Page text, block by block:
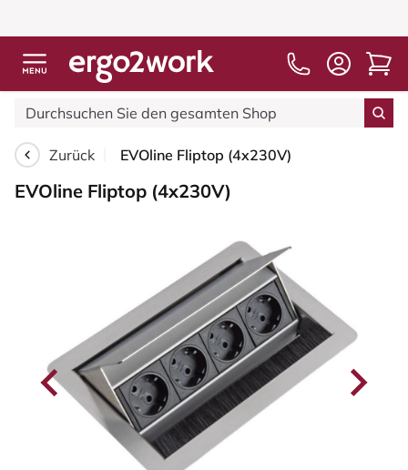
Zurück EVOline Fliptop (4x230V)
EVOline Fliptop (4x230V)